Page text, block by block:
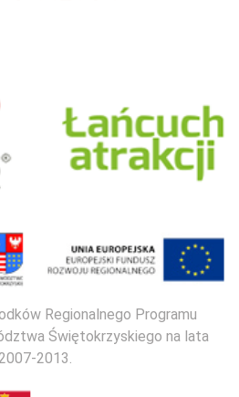
Regionalnego Programu
Świętokrzyskiego na lata
2013.